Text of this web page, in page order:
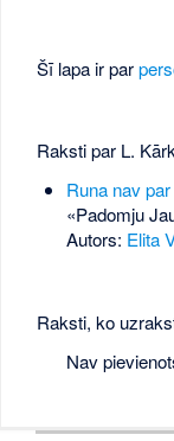
Šī lapa ir par
Raksti par L.
Runa nav
«Padomju
Autors: Elita
Raksti, ko
Nav